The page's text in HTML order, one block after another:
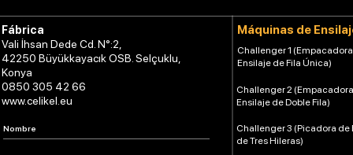
Fábrica
Vali İhsan Dede Cd. N°:2,
42250 Büyükkayacık OSB. Selçuklu,
Konya
0850 305 42 66
www.celikel.eu
Máquinas de
Challenger 1
Ensilaje de Fila Única)
Challenger 2
Ensilaje de Doble Fila)
Challenger 3 (Picadora de
de Tres Hileras)